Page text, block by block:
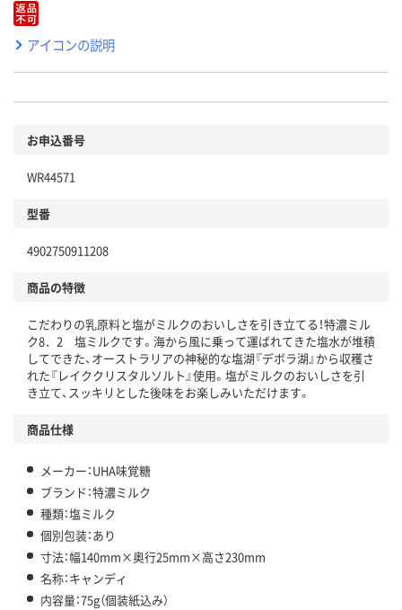
アイコンの説明
お申込番号
WR44571
型番
4902750911208
商品の特徴
こだわりの乳原料と塩がミルクのおいしさを引き立てる！特濃ミル
ク8．2 塩ミルクです。海から風に乗って運ばれてきた塩水が堆積
してできた、オーストラリアの神秘的な塩湖『デボラ湖』から収穫さ
れた『レイククリスタルソルト』使用。塩がミルクのおいしさを引
き立て、スッキリとした後味をお楽しみいただけます。
商品仕様
メーカー：UHA味覚糖
ブランド：特濃ミルク
種類：塩ミルク
個別包装：あり
寸法：幅140mm×奥行25mm×高さ230mm
名称：キャンディ
内容量：75g（個装紙込み）